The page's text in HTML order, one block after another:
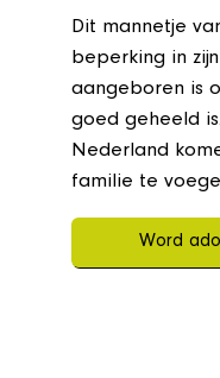
Dit mannetje
beperking in
aangeboren is
goed geheeld
Nederland
familie te
Word